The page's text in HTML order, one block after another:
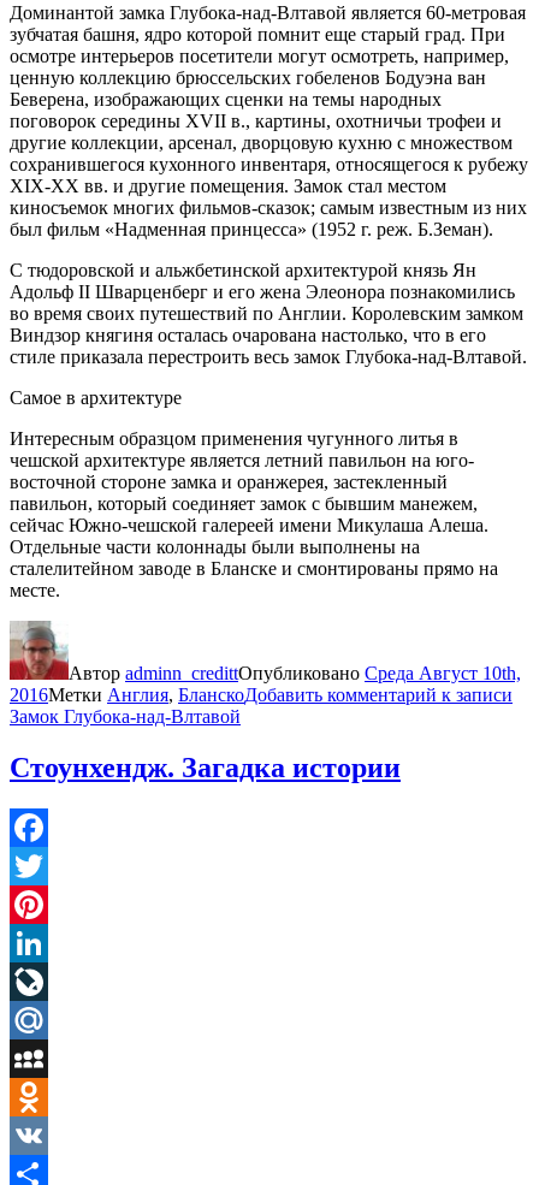
Доминантой замка Глубока-над-Влтавой является 60-метровая
зубчатая башня, ядро которой помнит еще старый град. При
осмотре интерьеров посетители могут осмотреть, например,
ценную коллекцию брюссельских гобеленов Бодуэна ван
Беверена, изображающих сценки на темы народных
поговорок середины XVII в., картины, охотничьи трофеи и
другие коллекции, арсенал, дворцовую кухню с множеством
сохранившегося кухонного инвентаря, относящегося к рубежу
XIX-XX вв. и другие помещения. Замок стал местом
киносъемок многих фильмов-сказок; самым известным из них
был фильм «Надменная принцесса» (1952 г. реж. Б.Земан).
С тюдоровской и альжбетинской архитектурой князь Ян
Адольф II Шварценберг и его жена Элеонора познакомились
во время своих путешествий по Англии. Королевским замком
Виндзор княгиня осталась очарована настолько, что в его
стиле приказала перестроить весь замок Глубока-над-Влтавой.
Самое в архитектуре
Интересным образцом применения чугунного литья в
чешской архитектуре является летний павильон на юго-
восточной стороне замка и оранжерея, застекленный
павильон, который соединяет замок с бывшим манежем,
сейчас Южно-чешской галереей имени Микулаша Алеша.
Отдельные части колоннады были выполнены на
сталелитейном заводе в Бланске и смонтированы прямо на
месте.
Автор adminn_credittОпубликовано Среда Август 10th,
2016Метки Англия, БланскоДобавить комментарий к записи
Замок Глубока-над-Влтавой
Стоунхендж. Загадка истории
Facebook
Twitter
Pinterest
LinkedIn
LiveJournal
Mail.Ru
MySpace
Odnoklassniki
VK